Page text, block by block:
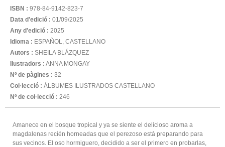
ISBN : 978-84-9142-823-7
Data d'edició : 01/09/2025
Any d'edició : 2025
Idioma : ESPAÑOL, CASTELLANO
Autors : SHEILA BLÁZQUEZ
Ilustradors : ANNA MONGAY
Nº de pàgines : 32
Col·lecció : ÁLBUMES ILUSTRADOS CASTELLANO
Nº de col·lecció : 246
Amanece en el bosque tropical y ya se siente el delicioso aroma a
magdalenas recién horneadas que el perezoso está preparando para
sus vecinos. El oso hormiguero, decidido a ser el primero en probarlas,